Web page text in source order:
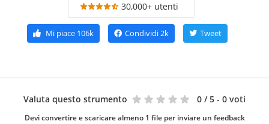
30,000+ utenti
Mi piace 106k Condividi2k Tweet
Valuta questo strumento 0 / 5 - 0 voti
Devi convertire e scaricare almeno 1 file per inviare un feedback